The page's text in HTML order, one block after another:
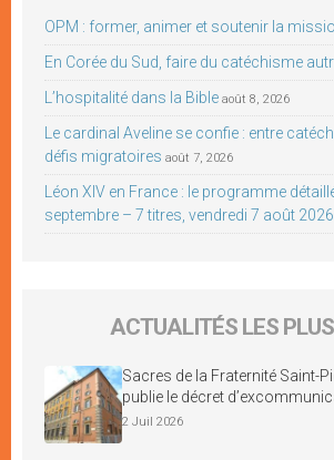
OPM : former, animer et soutenir la
En Corée du Sud, faire du catéchisme
L’hospitalité dans la Bible août 8, 2026
Le cardinal Aveline se confie : entre
défis migratoires août 7, 2026
Léon XIV en France : le programme
septembre – 7 titres, vendredi 7 août 2026
ACTUALITÉS LES
Sacres de la Fraternité Saint-
publie le décret
2 Juil 2026